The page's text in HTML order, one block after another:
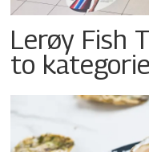
Lerøy Fish
to